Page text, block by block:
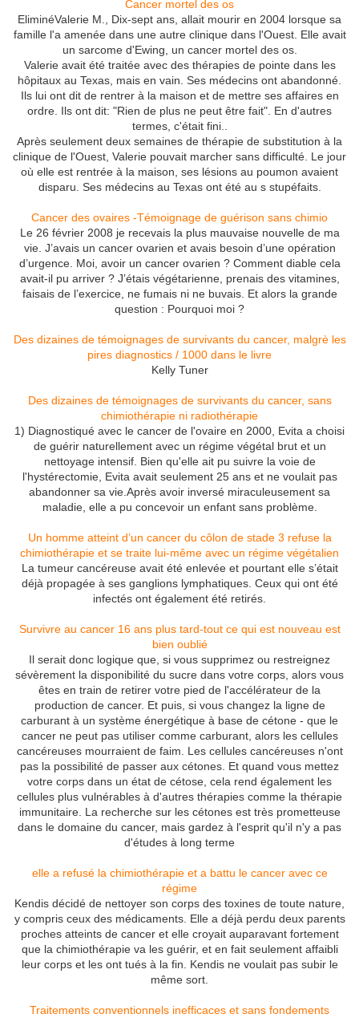
Cancer mortel des os
EliminéValerie M., Dix-sept ans, allait mourir en 2004 lorsque sa
famille l'a amenée dans une autre clinique dans l'Ouest. Elle avait
un sarcome d'Ewing, un cancer mortel des os.
Valerie avait été traitée avec des thérapies de pointe dans les
hôpitaux au Texas, mais en vain. Ses médecins ont abandonné.
Ils lui ont dit de rentrer à la maison et de mettre ses affaires en
ordre. Ils ont dit: "Rien de plus ne peut être fait". En d'autres
termes, c'était fini..
Après seulement deux semaines de thérapie de substitution à la
clinique de l'Ouest, Valerie pouvait marcher sans difficulté. Le jour
où elle est rentrée à la maison, ses lésions au poumon avaient
disparu. Ses médecins au Texas ont été au s stupéfaits.
Cancer des ovaires -Témoignage de guérison sans chimio
Le 26 février 2008 je recevais la plus mauvaise nouvelle de ma
vie. J’avais un cancer ovarien et avais besoin d’une opération
d’urgence. Moi, avoir un cancer ovarien ? Comment diable cela
avait-il pu arriver ? J’étais végétarienne, prenais des vitamines,
faisais de l’exercice, ne fumais ni ne buvais. Et alors la grande
question : Pourquoi moi ?
Des dizaines de témoignages de survivants du cancer, malgrè les
pires diagnostics / 1000 dans le livre
Kelly Tuner
Des dizaines de témoignages de survivants du cancer, sans
chimiothérapie ni radiothérapie
1) Diagnostiqué avec le cancer de l'ovaire en 2000, Evita a choisi
de guérir naturellement avec un régime végétal brut et un
nettoyage intensif. Bien qu'elle ait pu suivre la voie de
l'hystérectomie, Evita avait seulement 25 ans et ne voulait pas
abandonner sa vie.Après avoir inversé miraculeusement sa
maladie, elle a pu concevoir un enfant sans problème.
Un homme atteint d’un cancer du côlon de stade 3 refuse la
chimiothérapie et se traite lui-même avec un régime végétalien
La tumeur cancéreuse avait été enlevée et pourtant elle s’était
déjà propagée à ses ganglions lymphatiques. Ceux qui ont été
infectés ont également été retirés.
Survivre au cancer 16 ans plus tard-tout ce qui est nouveau est
bien oublié
Il serait donc logique que, si vous supprimez ou restreignez
sévèrement la disponibilité du sucre dans votre corps, alors vous
êtes en train de retirer votre pied de l'accélérateur de la
production de cancer. Et puis, si vous changez la ligne de
carburant à un système énergétique à base de cétone - que le
cancer ne peut pas utiliser comme carburant, alors les cellules
cancéreuses mourraient de faim.
Les cellules cancéreuses n'ont
pas la possibilité de passer aux cétones. Et quand vous mettez
votre corps dans un état de cétose, cela rend également les
cellules plus vulnérables à d'autres thérapies comme la thérapie
immunitaire. La recherche sur les cétones est très prometteuse
dans le domaine du cancer, mais gardez à l'esprit qu'il n'y a pas
d'études à long terme
elle a refusé la chimiothérapie et a battu le cancer avec ce
régime
Kendis décidé de nettoyer son corps des toxines de toute nature,
y compris ceux des médicaments. Elle a déjà perdu deux parents
proches atteints de cancer et elle croyait auparavant fortement
que la chimiothérapie va les guérir, et en fait seulement affaibli
leur corps et les ont tués à la fin. Kendis ne voulait pas subir le
même sort.
Traitements conventionnels inefficaces et sans fondements